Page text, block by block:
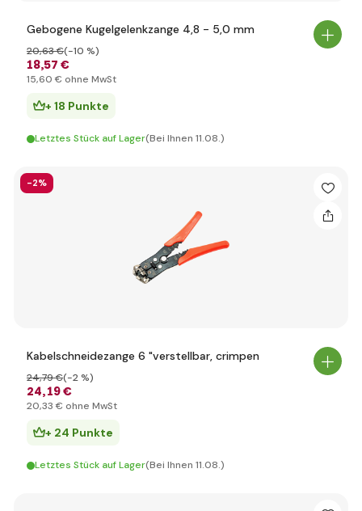
Gebogene Kugelgelenkzange 4,8 - 5,0 mm
18,57 €
20,63 €(-10 %)
15,60 € ohne MwSt
+ 18 Punkte
Letztes Stück auf Lager(Bei Ihnen 11.08.)
-2%
Kabelschneidezange 6 "verstellbar, crimpen
24,19 €
24,79 €(-2 %)
20,33 € ohne MwSt
+ 24 Punkte
Letztes Stück auf Lager(Bei Ihnen 11.08.)